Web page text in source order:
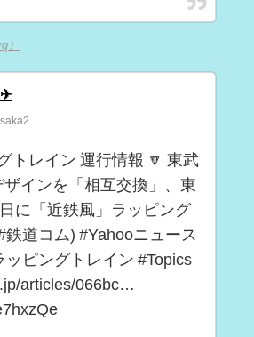
）
トレイン 運行情報 🔽 東武
ザインを「相互交換」、東
に「近鉄風」ラッピング
道コム) #Yahooニュース
ッピングトレイン #Topics
articles/066bc…